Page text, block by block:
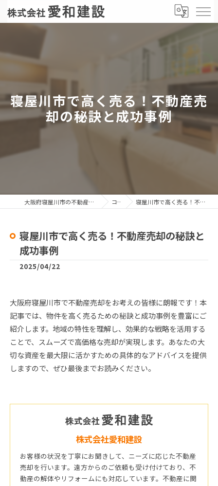
寝屋川市で高く売る！不動産売
却の秘訣と成功事例
大阪府寝屋川市の不動産売却なら株式会社愛和建設 コラム 寝屋川市で高く売る！不動産売却の秘訣と成功事例
寝屋川市で高く売る！不動産売却の秘訣と
成功事例
2025/04/22
大阪府寝屋川市で不動産売却をお考えの皆様に朗報です！本
記事では、物件を高く売るための秘訣と成功事例を豊富にご
紹介します。地域の特性を理解し、効果的な戦略を活用する
ことで、スムーズで高価格な売却が実現します。あなたの大
切な資産を最大限に活かすための具体的なアドバイスを提供
しますので、ぜひ最後までお読みください。
株式会社愛和建設
お客様の状況を丁寧にお聞きして、ニーズに応じた不動産
売却を行います。遠方からのご依頼も受け付けており、不
動産の解体やリフォームにも対応しています。不動産に関